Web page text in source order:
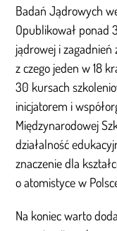
Badań Jądrowych
Opublikował ponad
jądrowej i zagadnień
z czego jeden w 18
30 kursach
inicjatorem i
Międzynarodowej
działalność
znaczenie dla
o atomistyce w
Na koniec warto